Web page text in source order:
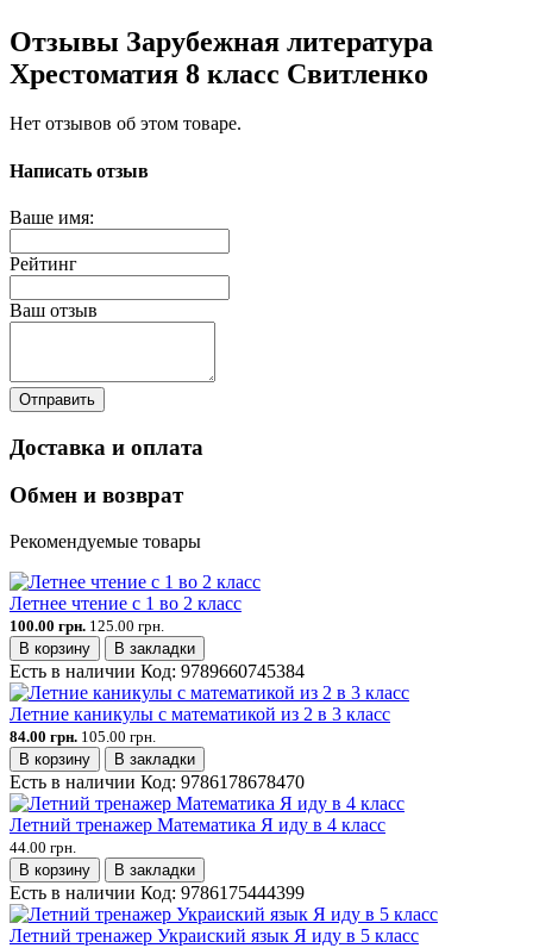
Отзывы Зарубежная литература
Хрестоматия 8 класс Свитленко
Нет отзывов об этом товаре.
Написать отзыв
Ваше имя:
Рейтинг
Ваш отзыв
Отправить
Доставка и оплата
Обмен и возврат
Рекомендуемые товары
Летнее чтение с 1 во 2 класс
100.00 грн. 125.00 грн.
В корзину
В закладки
Есть в наличии Код: 9789660745384
Летние каникулы с математикой из 2 в 3 класс
84.00 грн. 105.00 грн.
В корзину
В закладки
Есть в наличии Код: 9786178678470
Летний тренажер Математика Я иду в 4 класс
44.00 грн.
В корзину
В закладки
Есть в наличии Код: 9786175444399
Летний тренажер Украиский язык Я иду в 5 класс